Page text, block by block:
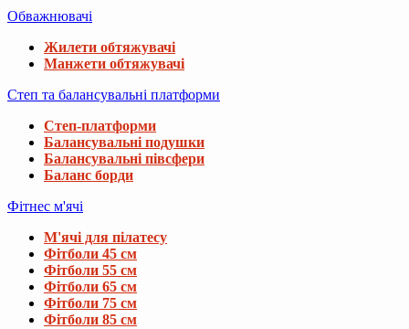
Обважнювачі
Жилети обтяжувачі
Манжети обтяжувачі
Степ та балансувальні платформи
Степ-платформи
Балансувальні подушки
Балансувальні півсфери
Баланс борди
Фітнес м'ячі
М'ячі для пілатесу
Фітболи 45 см
Фітболи 55 см
Фітболи 65 см
Фітболи 75 см
Фітболи 85 см